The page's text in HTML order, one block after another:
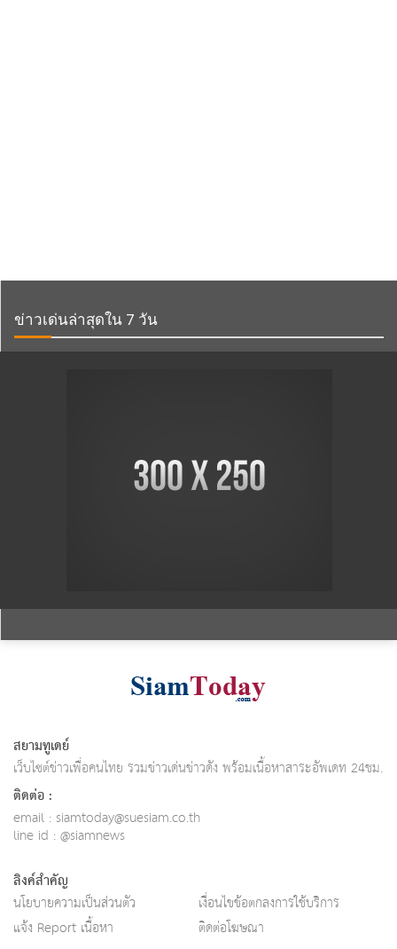
ข่าวเด่นล่าสุดใน 7 วัน
สยามทูเดย์
เว็บไซต์ข่าวเพื่อคนไทย รวมข่าวเด่นข่าวดัง พร้อมเนื้อหาสาระอัพเดท 24ชม.
ติดต่อ :
email : siamtoday@suesiam.co.th
line id : @siamnews
ลิงค์สำคัญ
นโยบายความเป็นส่วนตัว
เงื่อนไขข้อตกลงการใช้บริการ
แจ้ง Report เนื้อหา
ติดต่อโฆษณา